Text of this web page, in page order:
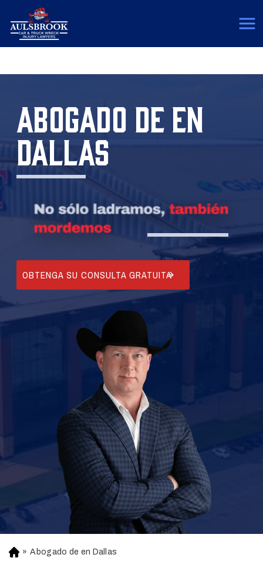
ABOGADO DE EN
DALLAS
OBTENGA SU CONSULTA GRATUITA
H
» Abogado de en Dallas